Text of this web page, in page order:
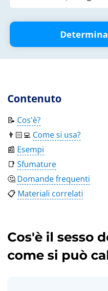
Contenuto
📝 Cos'è?
👨🏻‍💻 Come si usa?
📰 Esempi
📑 Sfumature
🤔 Domande frequenti
📋 Materiali correlati
Cos'è il sesso
come si può